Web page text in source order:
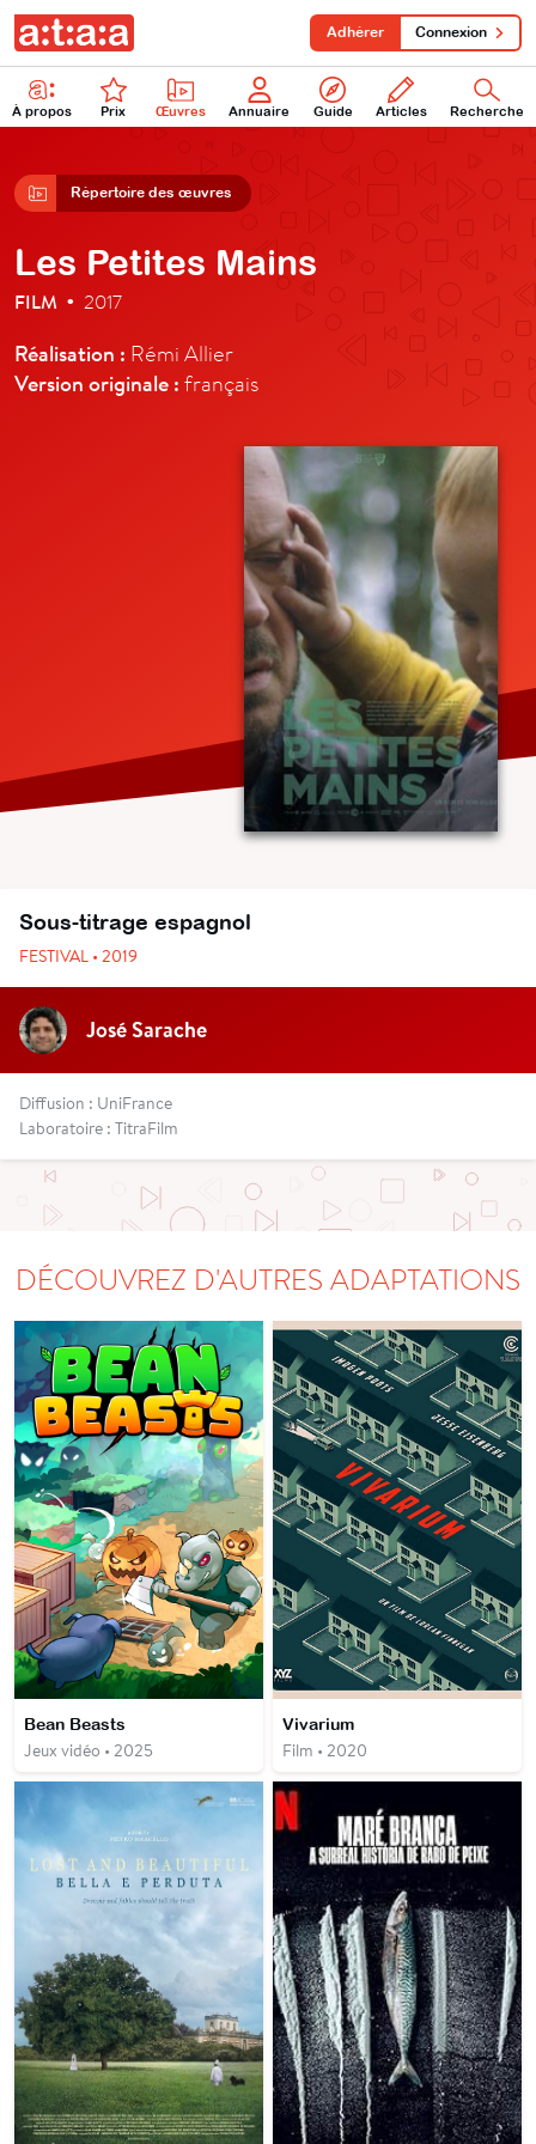
À propos Prix Œuvres Annuaire Guide Articles Recherche
Adhérer Connexion
Répertoire des œuvres
Les Petites Mains
FILM • 2017
Réalisation : Rémi Allier
Version originale : français
Sous-titrage espagnol
FESTIVAL • 2019
José Sarache
Diffusion : UniFrance
Laboratoire : TitraFilm
DÉCOUVREZ D'AUTRES ADAPTATIONS
Bean Beasts
Jeux vidéo • 2025
Vivarium
Film • 2020